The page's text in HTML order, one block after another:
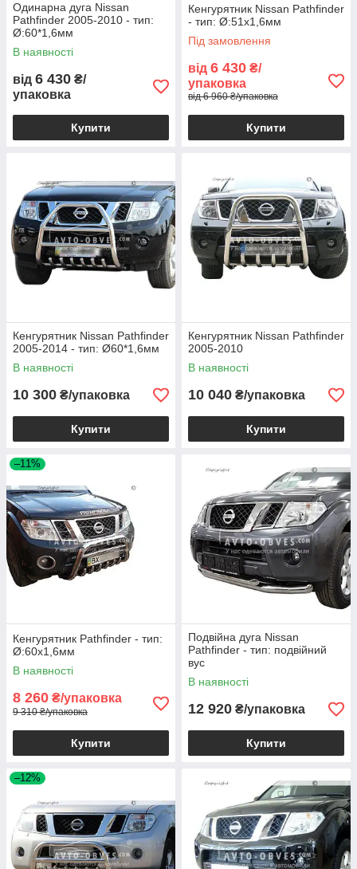
Одинарна дуга Nissan
Pathfinder 2005-2010 - тип:
Ø:60*1,6мм
В наявності
від 6 430 ₴/
упаковка
Купити
Кенгурятник Nissan Pathfinder
- тип: Ø:51х1,6мм
Під замовлення
від 6 430 ₴/
упаковка
від 6 960 ₴/упаковка
Купити
Кенгурятник Nissan Pathfinder
2005-2014 - тип: Ø60*1,6мм
В наявності
10 300 ₴/упаковка
Купити
Кенгурятник Nissan Pathfinder
2005-2010
В наявності
10 040 ₴/упаковка
Купити
–11%
Кенгурятник Pathfinder - тип:
Ø:60х1,6мм
В наявності
8 260 ₴/упаковка
9 310 ₴/упаковка
Купити
Подвійна дуга Nissan
Pathfinder - тип: подвійний
вус
В наявності
12 920 ₴/упаковка
Купити
–12%